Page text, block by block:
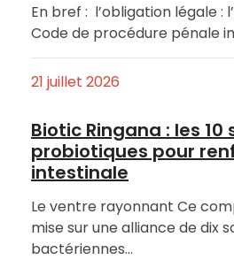
En bref : l’obligation légale :
Code de procédure pénale
21 juillet 2026
Biotic Ringana : les 10
probiotiques pour
intestinale
Le ventre rayonnant Ce
mise sur une alliance de dix
bactériennes…